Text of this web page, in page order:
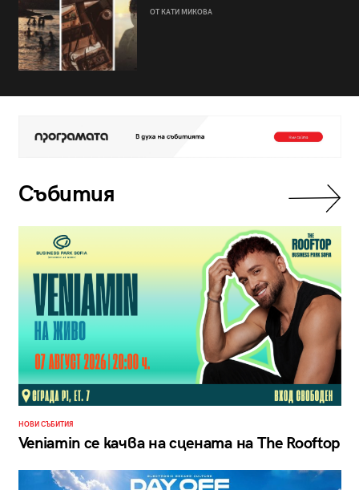
ОТ КАТИ МИКОВА
Събития
НОВИ СЪБИТИЯ
Veniamin се качва на сцената на The Rooftop